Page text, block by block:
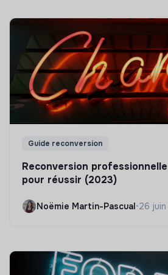
Guide reconversion
Reconversion
pour réussir (2023)
Noëmie Martin-Pascual•26